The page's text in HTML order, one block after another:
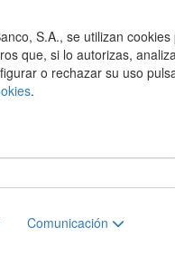
S.A., se utilizan
que, si lo autorizas,
o rechazar su uso
.
Comunicación